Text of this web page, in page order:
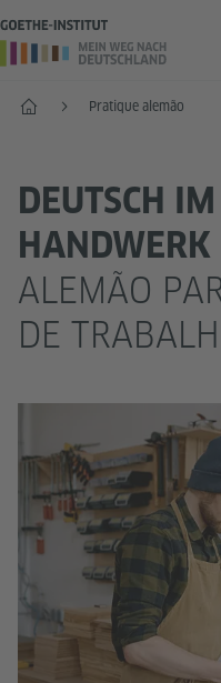
Página inicialPratique alemão
DEUTSCH IM
HANDWERK
ALEMÃO
DE